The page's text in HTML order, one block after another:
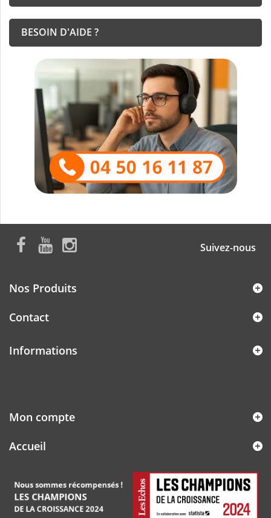
BESOIN D'AIDE ?
Suivez-nous
Nos Produits
Contact
Informations
Mon compte
Accueil